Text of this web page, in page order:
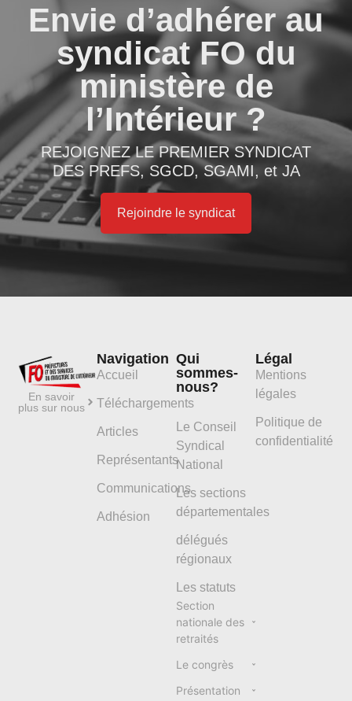
Envie d’adhérer au
syndicat FO du
ministère de
l’Intérieur ?
REJOIGNEZ LE PREMIER SYNDICAT
DES PREFS, SGCD, SGAMI, et JA
Rejoindre le syndicat
En savoir
plus sur nous
Navigation
Accueil
Téléchargements
Articles
Représentants
Communications
Adhésion
Qui
sommes-
nous?
Le Conseil
Syndical
National
Les sections
départementales
délégués
régionaux
Les statuts
Section
nationale des
retraités
Le congrès
Présentation
Légal
Mentions
légales
Politique de
confidentialité